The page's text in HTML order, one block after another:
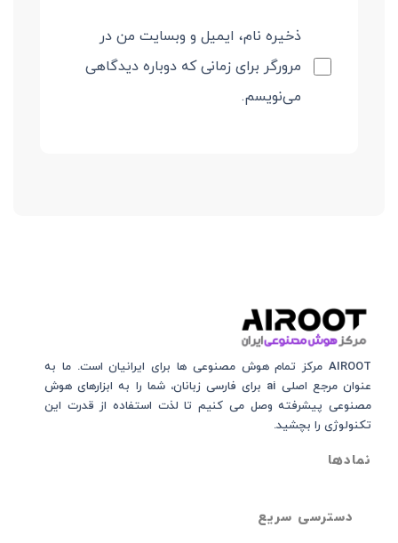
ذخیره نام، ایمیل و وبسایت من در
مرورگر برای زمانی که دوباره دیدگاهی
می‌نویسم.
دسترسی سریع
AIROOT مرکز تمام هوش مصنوعی‌‌‌ ها برای ایرانیان است. ما به
عنوان مرجع اصلی ai برای فارسی زبانان، شما را به ابزارهای هوش
مصنوعی پیشرفته وصل می کنیم تا لذت استفاده از قدرت این
تکنولوژی را بچشید.
نمادها